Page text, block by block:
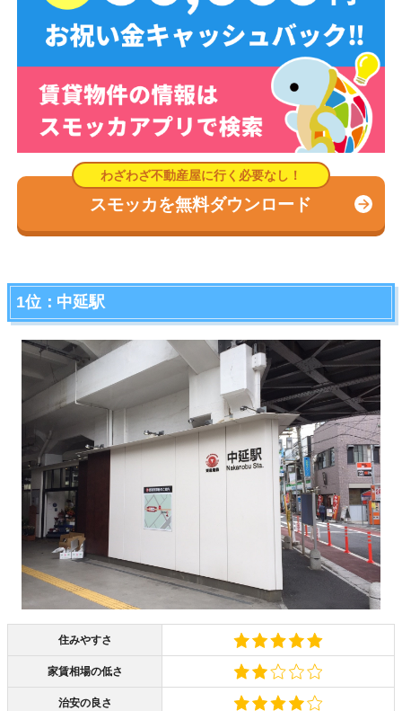
スモッカを無料ダウンロード
1位：中延駅
住みやすさ
家賃相場の低さ
治安の良さ